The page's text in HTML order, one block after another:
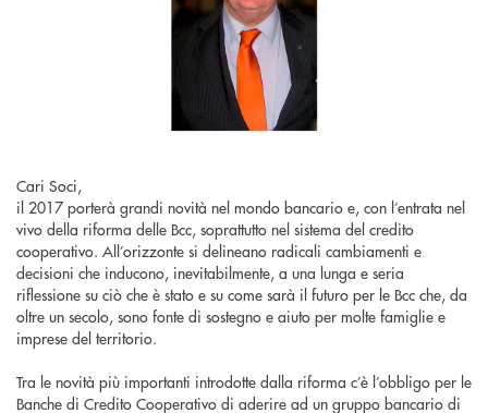
Cari Soci,
il 2017 porterà grandi novità nel mondo bancario e, con l’entrata nel
vivo della riforma delle Bcc, soprattutto nel sistema del credito
cooperativo. All’orizzonte si delineano radicali cambiamenti e
decisioni che inducono, inevitabilmente, a una lunga e seria
riflessione su ciò che è stato e su come sarà il futuro per le Bcc che, da
oltre un secolo, sono fonte di sostegno e aiuto per molte famiglie e
imprese del territorio.
Tra le novità più importanti introdotte dalla riforma c’è l’obbligo per le
Banche di Credito Cooperativo di aderire ad un gruppo bancario di